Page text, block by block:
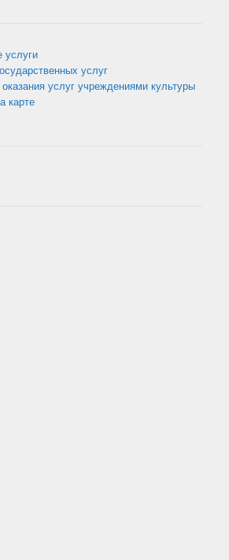
услуги
услуг
услуг учреждениями культуры
карте